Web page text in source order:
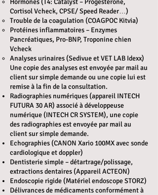
Hormones (T4: Catalyst – Progestérone,
Cortisol Vcheck, CPSE/ Speed Reader…)
Trouble de la coagulation (COAGPOC Kitvia)
Protéines inflammatoires – Enzymes
Pancréatiques, Pro-BNP, Troponine chien
Vcheck
Analyses urinaires (Sedivue et VET LAB Idexx)
Une copie des analyses est envoyée par mail au
client sur simple demande ou une copie lui est
remise à la fin de la consultation.
Radiographies numériques (appareil INTECH
FUTURA 30 AR) associé à développeuse
numérique (INTECH CR SYSTEM), une copie
des radiographies est envoyée par mail au
client sur simple demande.
Echographies (CANON Xario 100MX avec sonde
cardiologique et doppler)
Dentisterie simple – détartrage/polissage,
extractions dentaires (Appareil ACTEON)
Endoscopie rigide (Matériel endoscope STORZ)
Délivrances de médicaments conformément à